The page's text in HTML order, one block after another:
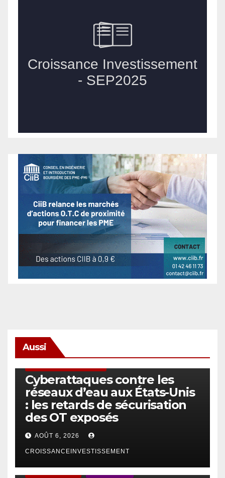
Aussi
Cyberattaques contre les
réseaux d’eau aux États-Unis
: les retards de sécurisation
des OT exposés
AOÛT 6, 2026
CROISSANCEINVESTISSEMENT